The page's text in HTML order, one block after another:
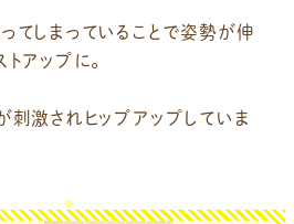
てしまっていることで姿勢が伸
アップに。
刺激されヒップアップしていま